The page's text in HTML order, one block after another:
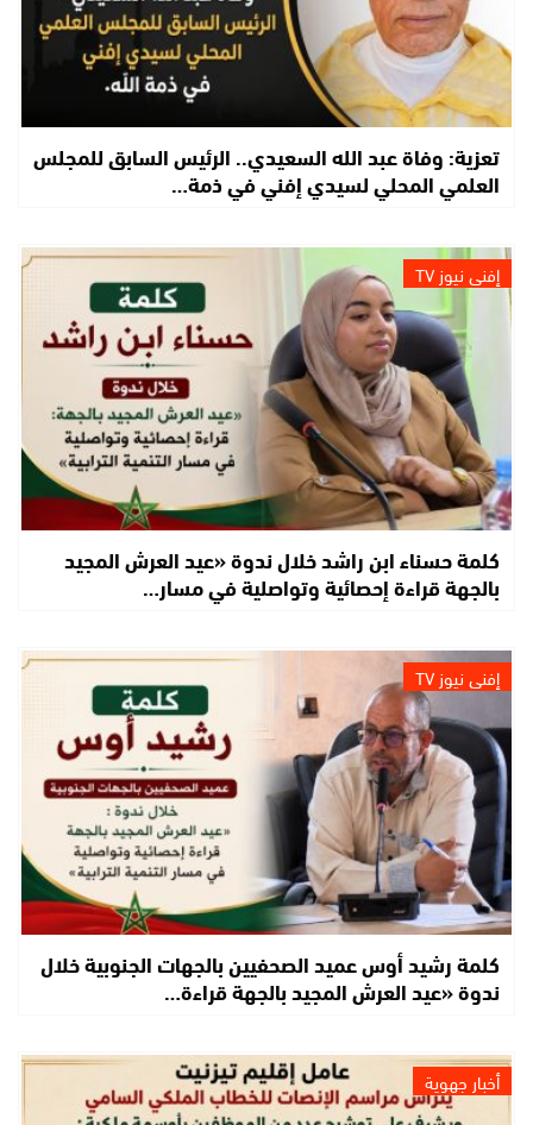
تعزية: وفاة عبد الله السعيدي.. الرئيس السابق للمجلس
العلمي المحلي لسيدي إفني في ذمة…
إفني نيوز TV
كلمة حسناء ابن راشد خلال ندوة «عيد العرش المجيد
بالجهة قراءة إحصائية وتواصلية في مسار…
إفني نيوز TV
كلمة رشيد أوس عميد الصحفيين بالجهات الجنوبية خلال
ندوة «عيد العرش المجيد بالجهة قراءة…
أخبار جهوية